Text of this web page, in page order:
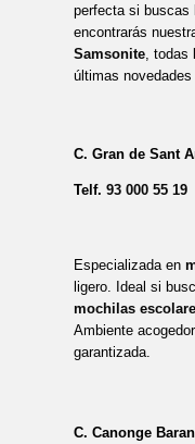
perfecta si buscas
encontrarás
Samsonite, todas
últimas novedades
C. Gran de Sant
Telf. 93 000 55 19
Especializada en
ligero. Ideal si
mochilas
Ambiente
garantizada.
C. Canonge